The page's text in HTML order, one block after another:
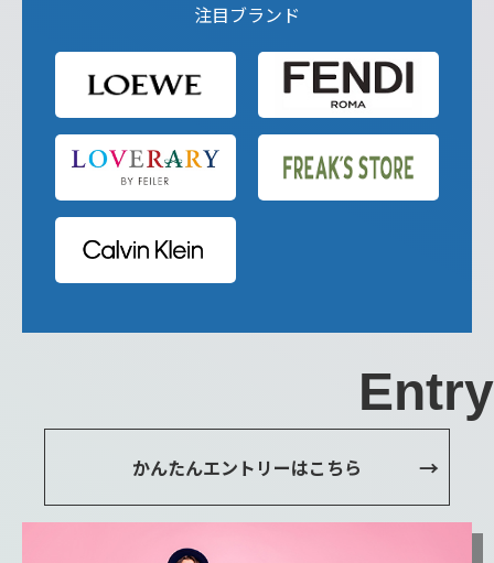
注目ブランド
Entry
かんたんエントリーはこちら